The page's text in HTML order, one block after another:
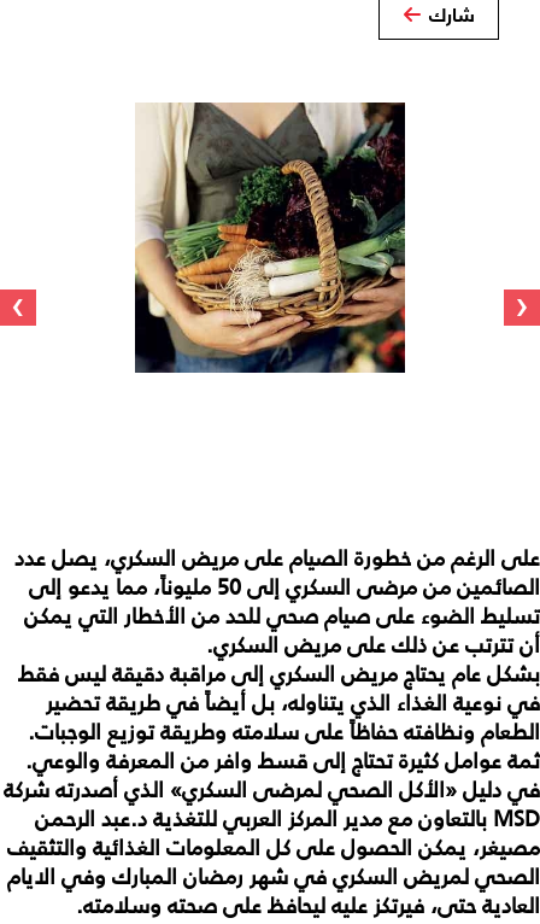
شارك
‹
›
على الرغم من خطورة الصيام على مريض السكري، يصل عدد
الصائمين من مرضى السكري إلى 50 مليوناً، مما يدعو إلى
تسليط الضوء على صيام صحي للحد من الأخطار التي يمكن
أن تترتب عن ذلك على مريض السكري.
بشكل عام يحتاج مريض السكري إلى مراقبة دقيقة ليس فقط
في نوعية الغذاء الذي يتناوله، بل أيضاً في طريقة تحضير
الطعام ونظافته حفاظاً على سلامته وطريقة توزيع الوجبات.
ثمة عوامل كثيرة تحتاج إلى قسط وافر من المعرفة والوعي.
في دليل «الأكل الصحي لمرضى السكري» الذي أصدرته شركة
MSD بالتعاون مع مدير المركز العربي للتغذية د.عبد الرحمن
مصيغر، يمكن الحصول على كل المعلومات الغذائية والتثقيف
الصحي لمريض السكري في شهر رمضان المبارك وفي الايام
العادية حتى، فيرتكز عليه ليحافظ على صحته وسلامته.